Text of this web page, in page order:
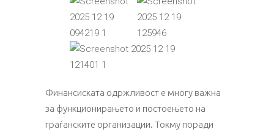
Финансиската одржливост е многу важна
за функционирањето и постоењето на
граѓанските организации. Токму поради